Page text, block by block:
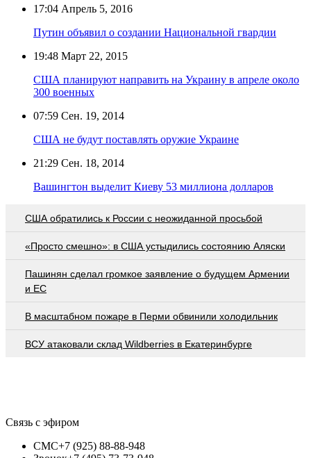
17:04 Апрель 5, 2016
Путин объявил о создании Национальной гвардии
19:48 Март 22, 2015
США планируют направить на Украину в апреле около
300 военных
07:59 Сен. 19, 2014
США не будут поставлять оружие Украине
21:29 Сен. 18, 2014
Вашингтон выделит Киеву 53 миллиона долларов
США обратились к России с неожиданной просьбой
«Просто смешно»: в США устыдились состоянию Аляски
Пашинян сделал громкое заявление о будущем Армении
и ЕС
В масштабном пожаре в Перми обвинили холодильник
ВСУ атаковали склад Wildberries в Екатеринбурге
Связь с эфиром
СМС+7 (925) 88-88-948